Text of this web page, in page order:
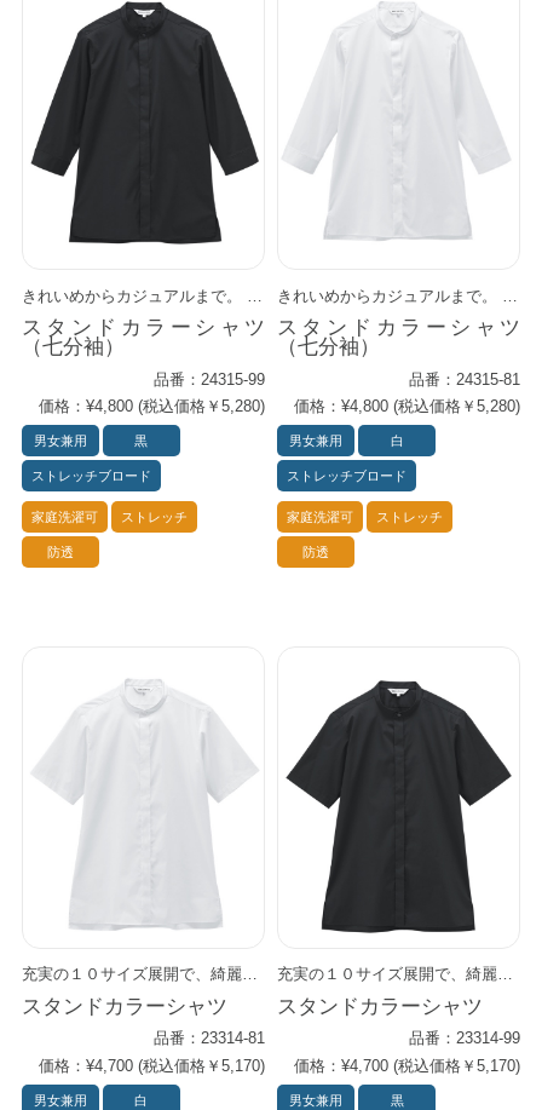
スタンドカラーシャツ
（七分袖）
品番：24315-99
価格：¥4,800 (税込価格￥5,280)
男女兼用 黒
ストレッチブロード
家庭洗濯可 ストレッチ
防透
スタンドカラーシャツ
（七分袖）
品番：24315-81
価格：¥4,800 (税込価格￥5,280)
男女兼用 白
ストレッチブロード
家庭洗濯可 ストレッチ
防透
充実の１０サイズ展開で、綺麗めからカジュアルまで。 清潔感のあるスタンドカラーに、さりげないカジュアルさをプラス。 タックアウトして着れば、こなれが感アップします。 機能性の高いストレッチブロード素材を使用。 ロングセラーのプライムシャツ・シリーズに、 更にサイズ選択肢を広げた一着です。
スタンドカラーシャツ
品番：23314-81
価格：¥4,700 (税込価格￥5,170)
男女兼用 白
充実の１０サイズ展開で、綺麗めからカジュアルまで。 清潔感のあるスタンドカラーに、さりげないカジュアルさをプラス。 タックアウトして着れば、こなれが感アップします。 機能性の高いストレッチブロード素材を使用。 ロングセラーのプライムシャツ・シリーズに、 更にサイズ選択肢を広げた一着です。
スタンドカラーシャツ
品番：23314-99
価格：¥4,700 (税込価格￥5,170)
男女兼用 黒